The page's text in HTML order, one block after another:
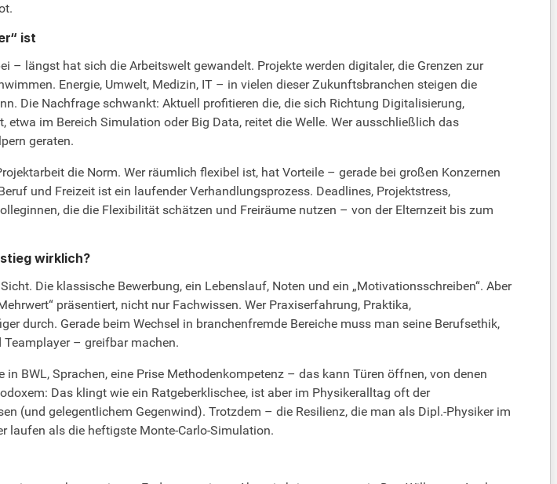
ist
– längst hat sich die Arbeitswelt gewandelt. Projekte werden digitaler, die Grenzen zur
Energie, Umwelt, Medizin, IT – in vielen dieser Zukunftsbranchen steigen die
Die Nachfrage schwankt: Aktuell profitieren die, die sich Richtung Digitalisierung,
im Bereich Simulation oder Big Data, reitet die Welle. Wer ausschließlich das
geraten.
die Norm. Wer räumlich flexibel ist, hat Vorteile – gerade bei großen Konzernen
und Freizeit ist ein laufender Verhandlungsprozess. Deadlines, Projektstress,
die die Flexibilität schätzen und Freiräume nutzen – von der Elternzeit bis zum
wirklich?
Die klassische Bewerbung, ein Lebenslauf, Noten und ein „Motivationsschreiben“. Aber
präsentiert, nicht nur Fachwissen. Wer Praxiserfahrung, Praktika,
durch. Gerade beim Wechsel in branchenfremde Bereiche muss man seine Berufsethik,
– greifbar machen.
BWL, Sprachen, eine Prise Methodenkompetenz – das kann Türen öffnen, von denen
Das klingt wie ein Ratgeberklischee, ist aber im Physikeralltag oft der
(und gelegentlichem Gegenwind). Trotzdem – die Resilienz, die man als Dipl.-Physiker im
laufen als die heftigste Monte-Carlo-Simulation.